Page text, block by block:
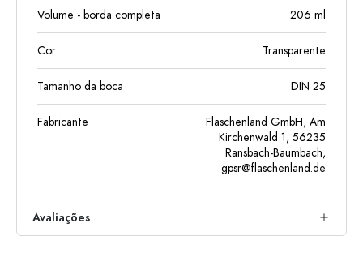
Volume - borda completa 206 ml
Cor Transparente
Tamanho da boca DIN 25
Fabricante
Flaschenland GmbH, Am
Kirchenwald 1, 56235
Ransbach-Baumbach,
gpsr@flaschenland.de
Avaliações